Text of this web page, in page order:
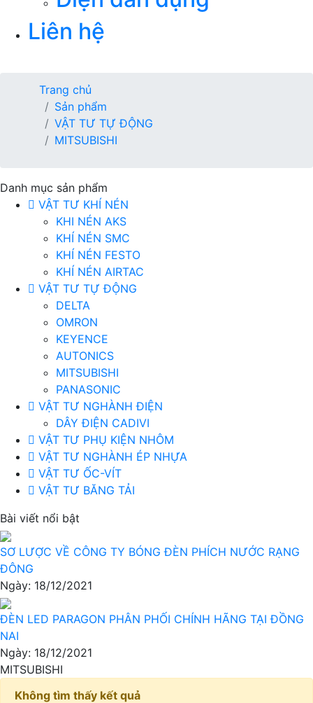
Liên hệ
Trang chủ
Sản phẩm
VẬT TƯ TỰ ĐỘNG
MITSUBISHI
Danh mục sản phẩm
VẬT TƯ KHÍ NÉN
KHI NÉN AKS
KHÍ NÉN SMC
KHÍ NÉN FESTO
KHÍ NÉN AIRTAC
VẬT TƯ TỰ ĐỘNG
DELTA
OMRON
KEYENCE
AUTONICS
MITSUBISHI
PANASONIC
VẬT TƯ NGHÀNH ĐIỆN
DÂY ĐIỆN CADIVI
VẬT TƯ PHỤ KIỆN NHÔM
VẬT TƯ NGHÀNH ÉP NHỰA
VẬT TƯ ỐC-VÍT
VẬT TƯ BĂNG TẢI
Bài viết nổi bật
SƠ LƯỢC VỀ CÔNG TY BÓNG ĐÈN PHÍCH NƯỚC RẠNG
ĐÔNG
Ngày: 18/12/2021
ĐÈN LED PARAGON PHÂN PHỐI CHÍNH HÃNG TẠI ĐỒNG
NAI
Ngày: 18/12/2021
MITSUBISHI
Không tìm thấy kết quả